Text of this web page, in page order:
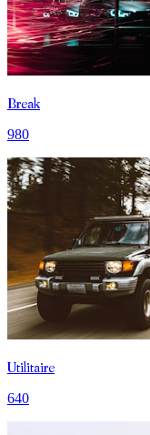
Break
980
Utilitaire
640